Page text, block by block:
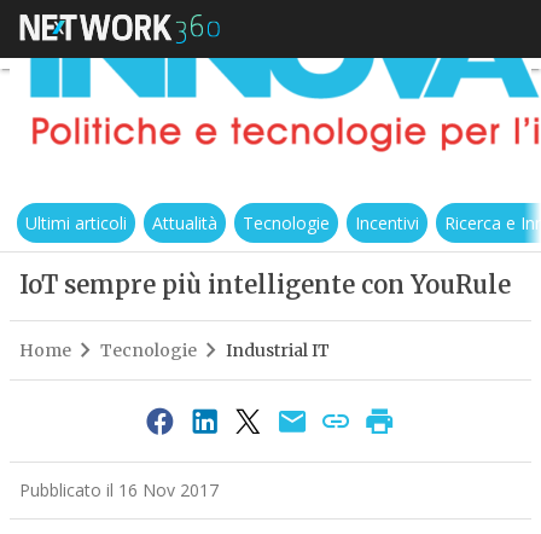
Ultimi articoli Attualità Tecnologie Incentivi Ricerca e
IoT sempre più intelligente con YouRule
Home Tecnologie Industrial IT
Pubblicato il 16 Nov 2017